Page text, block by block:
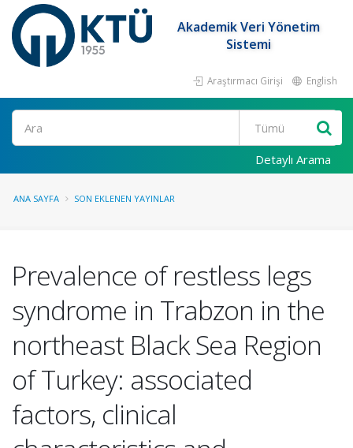
Akademik Veri Yönetim
Sistemi
Araştırmacı Girişi English
Ara
Detaylı Arama
ANA SAYFA SON EKLENEN YAYINLAR
Prevalence of restless legs
syndrome in Trabzon in the
northeast Black Sea Region
of Turkey: associated
factors, clinical